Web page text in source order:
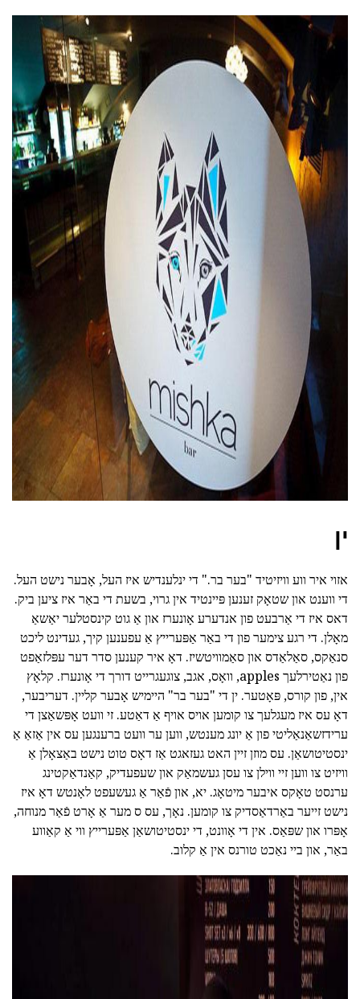
ad
ין
אזוי איר ווע וויזיטיד "בער בר." די ינלענדיש איז העל, אָבער נישט העל.
די ווענט און שטאָק זענען פּיינטיד אין גרוי, בשעת די באַר איז ציען ביק.
דאס איז די אַרבעט פון אנדערע אָונערז און אַ גוט קינסטלער יאַשאַ
מאָלן. די רגע צימער פון די באַר אַפּערייץ אַ עפענען קיך, געדינט ליכט
סנאַקס, סאַלאַדס און סאַמוויטשיז. דאָ איר קענען סדר דער עפּלזאַפט
פון נאַטירלעך apples, וואָס, אגב, צוגעגרייט דורך די אָונערז. קלאָץ
אין, פון קורס, פּאָטער. ין די "בער בר" היימיש אָבער קליין. דעריבער,
דאָ עס איז מעגלעך צו קומען אויס אויף אַ דאַטע. זי וועט אָפּשאַצן די
ערידזשאַנאַליטי פון אַ יונג מענטש, ווען ער וועט ברענגען עס אין אַזאַ אַ
ינסטיטושאַן. עס מוזן זיין האט געזאגט אַז דאָס טוט נישט באַצאָלן אַ
וויזיט צו ווען זיי ווילן צו עסן געשמאַק און שעפעדיק, קאַנדאַקטינג
ערנסט טאָקס איבער מיטאָג. יא, און פֿאַר אַ געשעפט לאָנטש דאָ איז
נישט זייער באַרדאַסדיק צו קומען. נאָך, עס ס מער אַ אָרט פֿאַר מנוחה,
אָפּרו און שפּאַס. אין די אָוונט, די ינסטיטושאַן אַפּערייץ ווי אַ קאַווע
באַר, און ביי נאַכט טורנס אין אַ קלוב.